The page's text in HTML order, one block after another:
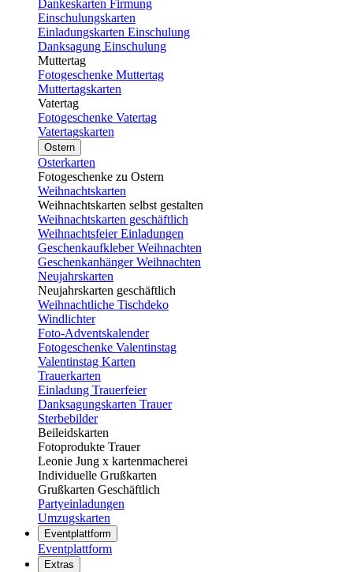
Dankeskarten Firmung
Einschulungskarten
Einladungskarten Einschulung
Danksagung Einschulung
Muttertag
Fotogeschenke Muttertag
Muttertagskarten
Vatertag
Fotogeschenke Vatertag
Vatertagskarten
Ostern
Osterkarten
Fotogeschenke zu Ostern
Weihnachtskarten
Weihnachtskarten selbst gestalten
Weihnachtskarten geschäftlich
Weihnachtsfeier Einladungen
Geschenkaufkleber Weihnachten
Geschenkanhänger Weihnachten
Neujahrskarten
Neujahrskarten geschäftlich
Weihnachtliche Tischdeko
Windlichter
Foto-Adventskalender
Fotogeschenke Valentinstag
Valentinstag Karten
Trauerkarten
Einladung Trauerfeier
Danksagungskarten Trauer
Sterbebilder
Beileidskarten
Fotoprodukte Trauer
Leonie Jung x kartenmacherei
Individuelle Grußkarten
Grußkarten Geschäftlich
Partyeinladungen
Umzugskarten
Eventplattform
Eventplattform
Extras